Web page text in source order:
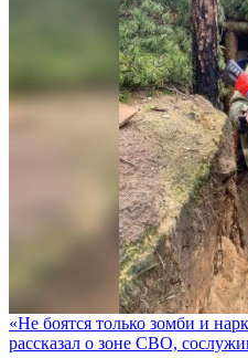
«Не боятся только зомби и
рассказал о зоне СВО,